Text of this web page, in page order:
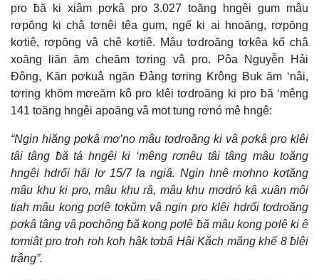
pro ƀă ki xiâm pơkâ pro 3.027 toăng hngêi gum mâu
rơpŏng ki châ tơnêi têa gum, ngế ki ai hnoăng, rơpŏng
kơtiê, rơpŏng vâ chê kơtiê. Mâu tơdroăng tơkêa kố châ
xoăng liăn ăm cheăm tơring vâ pro. Pôa Nguyễn Hải
Đông, Kăn pơkuâ ngăn Đảng tơring Krông Ƀuk ăm ‘nâi,
tơring khŏm mơeăm kô pro klêi tơdroăng ki pro ƀă ‘mêng
141 toăng hngêi apoăng vâ mot tung rơnó mê hngê:
“Ngin hiăng pơkâ mơ’no mâu tơdroăng ki vâ pơkâ pro klêi
tâi tâng ƀă tá hngêi ki ‘mêng rơnêu tâi tâng mâu toăng
hngêi hdrối hâi lơ 15/7 la ngiâ. Ngin hnê mơhno kơtăng
mâu khu ki pro, mâu khu râ, mâu khu mơdró kâ xuân môi
tiah mâu kong pơlê tơkŭm vâ ngin pro klêi hdrối tơdroăng
pơkâ tâng vâ pơchông ƀă kong pơlê ƀă mâu kong pơlê ki ê
tơmiât pro troh roh koh hâk tơbâ Hâi Kăch măng khế 8 ƀlêi
trâng”.